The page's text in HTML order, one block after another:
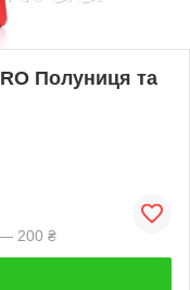
Полуниця та
— 200 ₴